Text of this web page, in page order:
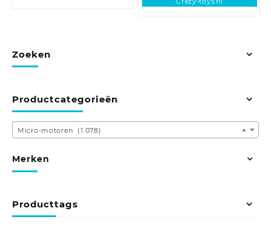
Zoeken
Productcategorieën
×
Micro-motoren (1.078)
Merken
Producttags